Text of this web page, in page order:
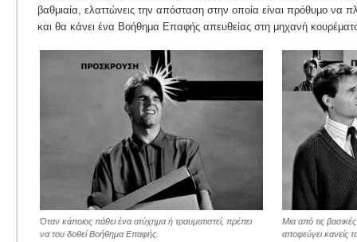
βαθμιαία, ελαττώνεις την απόσταση στην οποία είναι πρόθυμο να
και θα κάνει ένα Βοήθημα Επαφής απευθείας στη μηχανή
Όταν κάποιος πάθει ένα ατύχημα ή τραυματιστεί, πρέπει
να του δοθεί Βοήθημα Επαφής.
Μια από τις βασικές
αποφεύγει κανείς